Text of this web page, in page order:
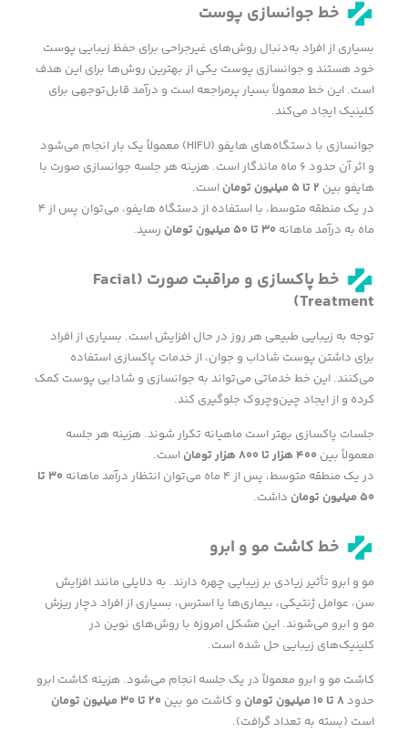
خط جوانسازی پوست
بسیاری از افراد به‌دنبال روش‌های غیرجراحی برای حفظ زیبایی پوست
خود هستند و جوانسازی پوست یکی از بهترین روش‌ها برای این هدف
است. این خط معمولاً بسیار پرمراجعه است و درآمد قابل‌توجهی برای
کلینیک ایجاد می‌کند.
جوانسازی با دستگاه‌های هایفو (HIFU) معمولاً یک بار انجام می‌شود
و اثر آن حدود ۶ ماه ماندگار است. هزینه هر جلسه جوانسازی صورت با
هایفو بین ۲ تا ۵میلیون تومان است.
در یک منطقه متوسط، با استفاده از دستگاه هایفو، می‌توان پس از ۴
ماه به درآمد ماهانه ۳۰ تا ۵۰میلیون تومان رسید.
خط پاکسازی و مراقبت صورت (Facial
Treatment)
توجه به زیبایی طبیعی هر روز در حال افزایش است. بسیاری از افراد
برای داشتن پوست شاداب و جوان، از خدمات پاکسازی استفاده
می‌کنند. این خط خدماتی می‌تواند به جوانسازی و شادابی پوست کمک
کرده و از ایجاد چین‌وچروک جلوگیری کند.
جلسات پاکسازی بهتر است ماهیانه تکرار شوند. هزینه هر جلسه
معمولاً بین ۴۰۰ هزار تا ۸۰۰هزار تومان است.
در یک منطقه متوسط، پس از ۴ ماه می‌توان انتظار درآمد ماهانه
۳۰ تا
۵۰میلیون تومان داشت.
خط کاشت مو و ابرو
مو و ابرو تأثیر زیادی بر زیبایی چهره دارند. به دلایلی مانند افزایش
سن، عوامل ژنتیکی، بیماری‌ها یا استرس، بسیاری از افراد دچار ریزش
مو و ابرو می‌شوند. این مشکل امروزه با روش‌های نوین در
کلینیک‌های زیبایی حل شده است.
کاشت مو و ابرو معمولاً در یک جلسه انجام می‌شود. هزینه کاشت ابرو
حدود ۸ تا ۱۰میلیون تومان و کاشت مو بین ۲۰ تا ۳۰میلیون تومان
است (بسته به تعداد گرافت).